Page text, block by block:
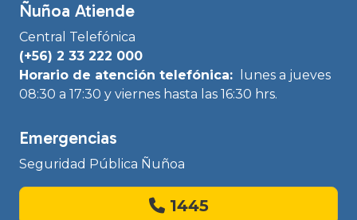
Ñuñoa Atiende
Central Telefónica
(+56) 2 33 222 000
Horario de atención telefónica:
lunes a jueves
08:30 a 17:30 y viernes hasta las 16:30 hrs.
Emergencias
Seguridad Pública Ñuñoa
1445